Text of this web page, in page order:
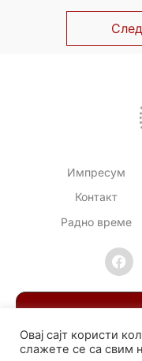
Импресум
Контакт
Радно време
Овај сајт користи
слажете се са свим